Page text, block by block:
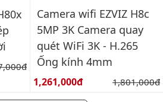
Camera wifi EZVIZ H8c
5MP 3K Camera quay
quét WiFi 3K - H.265
Ống kính 4mm
Giá bán:
1,261,000đ Giá gốc:
1,801,000đ